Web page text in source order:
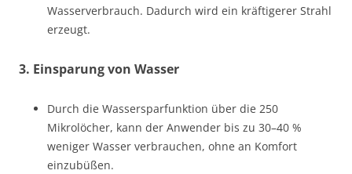
Wasserverbrauch. Dadurch wird ein kräftigerer Strahl
erzeugt.
3. Einsparung von Wasser
Durch die Wassersparfunktion über die 250
Mikrolöcher, kann der Anwender bis zu 30–40 %
weniger Wasser verbrauchen, ohne an Komfort
einzubüßen.